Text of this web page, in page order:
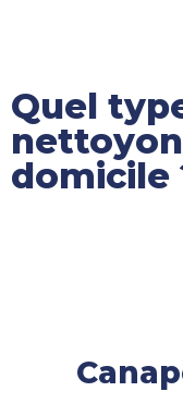
Quel
domicile